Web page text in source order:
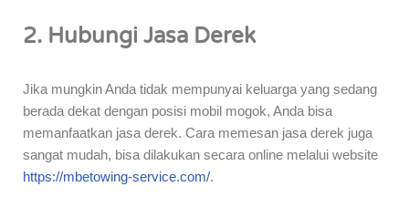
2. Hubungi Jasa Derek
Jika mungkin Anda tidak mempunyai keluarga yang sedang
berada dekat dengan posisi mobil mogok, Anda bisa
memanfaatkan jasa derek. Cara memesan jasa derek juga
sangat mudah, bisa dilakukan secara online melalui website
https://mbetowing-service.com/.